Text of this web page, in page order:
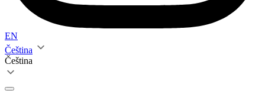
EN
Čeština
Čeština